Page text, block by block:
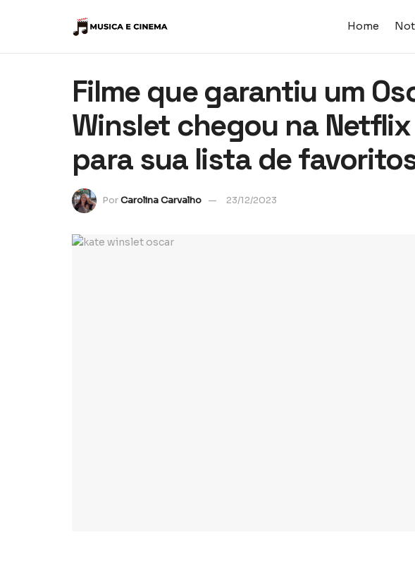
Home
Filme que garantiu um
Winslet chegou na
para sua lista de
PorCarolina Carvalho 23/12/2023